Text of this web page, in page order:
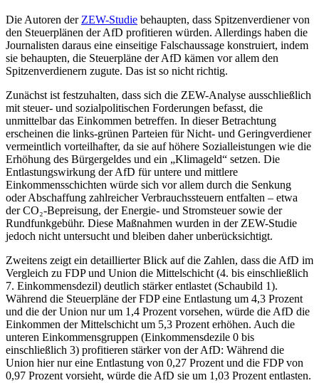
Die Autoren der ZEW-Studie behaupten, dass Spitzenverdiener von
den Steuerplänen der AfD profitieren würden. Allerdings haben die
Journalisten daraus eine einseitige Falschaussage konstruiert, indem
sie behaupten, die Steuerpläne der AfD kämen vor allem den
Spitzenverdienern zugute. Das ist so nicht richtig.
Zunächst ist festzuhalten, dass sich die ZEW-Analyse ausschließlich
mit steuer- und sozialpolitischen Forderungen befasst, die
unmittelbar das Einkommen betreffen. In dieser Betrachtung
erscheinen die links-grünen Parteien für Nicht- und Geringverdiener
vermeintlich vorteilhafter, da sie auf höhere Sozialleistungen wie die
Erhöhung des Bürgergeldes und ein „Klimageld“ setzen. Die
Entlastungswirkung der AfD für untere und mittlere
Einkommensschichten würde sich vor allem durch die Senkung
oder Abschaffung zahlreicher Verbrauchssteuern entfalten – etwa
der CO₂-Bepreisung, der Energie- und Stromsteuer sowie der
Rundfunkgebühr. Diese Maßnahmen wurden in der ZEW-Studie
jedoch nicht untersucht und bleiben daher unberücksichtigt.
Zweitens zeigt ein detaillierter Blick auf die Zahlen, dass die AfD im
Vergleich zu FDP und Union die Mittelschicht (4. bis einschließlich
7. Einkommensdezil) deutlich stärker entlastet (Schaubild 1).
Während die Steuerpläne der FDP eine Entlastung um 4,3 Prozent
und die der Union nur um 1,4 Prozent vorsehen, würde die AfD die
Einkommen der Mittelschicht um 5,3 Prozent erhöhen. Auch die
unteren Einkommensgruppen (Einkommensdezile 0 bis
einschließlich 3) profitieren stärker von der AfD: Während die
Union hier nur eine Entlastung von 0,27 Prozent und die FDP von
0,97 Prozent vorsieht, würde die AfD sie um 1,03 Prozent entlasten.